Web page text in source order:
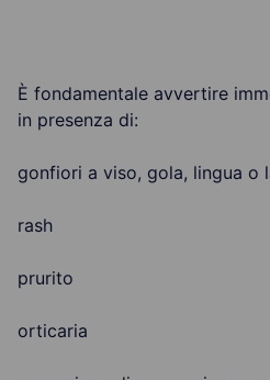
È fondamentale avvertire
in presenza di:
gonfiori a viso, gola, lingua o
rash
prurito
orticaria